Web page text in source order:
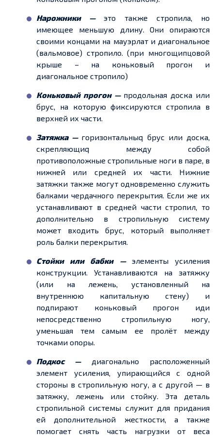
Нарожники — это также стропила, но
имеющее меньшую длину. Они опираются
своими концами на мауэрлат и диагональное
(вальмовое) стропило. (при многощипцовой
крыше – на коньковый прогон и
диагональное стропило)
Коньковый прогон — продольная доска или
брус, на которую фиксируются стропила в
верхней их части.
Затяжка — горизонтальныq брус или доска,
скрепляющиq между собой
противоположные стропильные ноги в паре, в
нижней или средней их части. Нижние
затяжки также могут одновременно служить
балками чердачного перекрытия. Если же их
устанавливают в средней части стропил, то
дополнительно в стропильную систему
может входить брус, который выполняет
роль балки перекрытия.
Стойки или бабки — элементы усиления
конструкции. Устанавливаются на затяжку
(или на лежень, установленный на
внутреннюю капитальную стену) и
подпирают коньковый прогон иди
непосредственно стропильную ногу,
уменьшая тем самым ее пролёт между
точками опоры.
Подкос — диагонально расположенный
элемент усиления, упирающийсяс одной
стороны в стропильную ногу, а с другой — в
затяжку, лежень или стойку. Эта деталь
стропильной системы служит для придания
ей дополнительной жесткости, а также
помогает снять часть нагрузки от веса